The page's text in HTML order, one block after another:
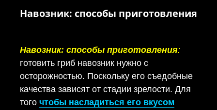
Навозник: способы приготовления
Навозник: способы приготовления:
готовить гриб навозник нужно с
осторожностью. Поскольку его съедобные
качества зависят от стадии зрелости. Для
того чтобы насладиться его вкусом